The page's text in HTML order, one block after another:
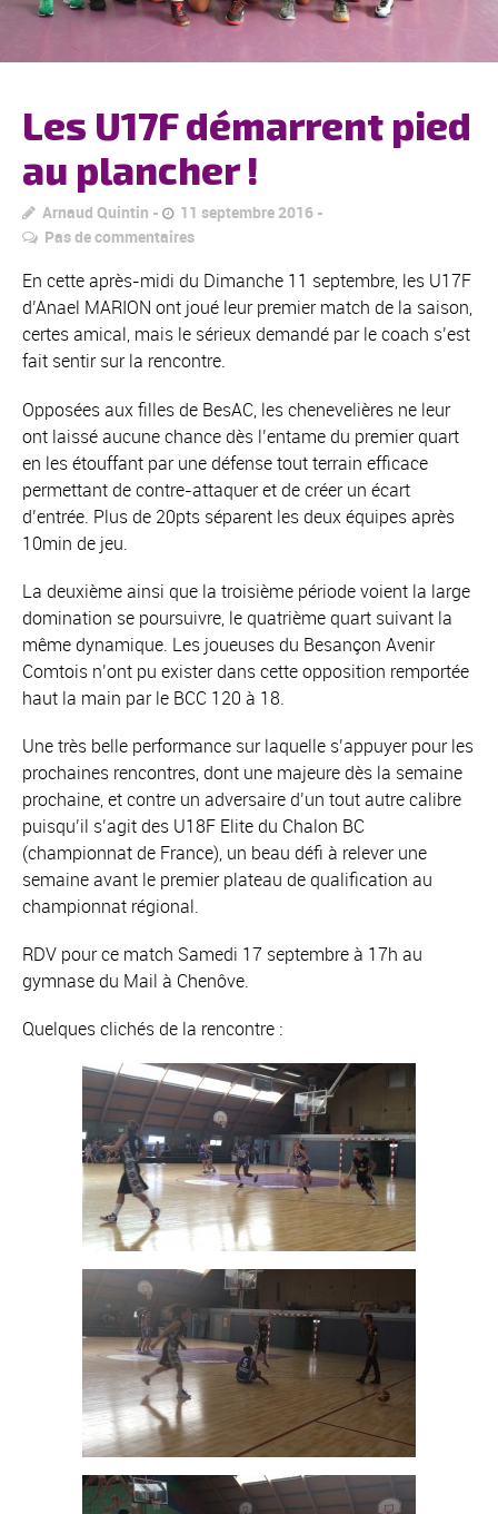
Les U17F démarrent pied
au plancher !
Arnaud Quintin
11 septembre 2016
Pas de commentaires
En cette après-midi du Dimanche 11 septembre, les U17F
d’Anael MARION ont joué leur premier match de la saison,
certes amical, mais le sérieux demandé par le coach s’est
fait sentir sur la rencontre.
Opposées aux filles de BesAC, les chenevelières ne leur
ont laissé aucune chance dès l’entame du premier quart
en les étouffant par une défense tout terrain efficace
permettant de contre-attaquer et de créer un écart
d’entrée. Plus de 20pts séparent les deux équipes après
10min de jeu.
La deuxième ainsi que la troisième période voient la large
domination se poursuivre, le quatrième quart suivant la
même dynamique. Les joueuses du Besançon Avenir
Comtois n’ont pu exister dans cette opposition remportée
haut la main par le BCC 120 à 18.
Une très belle performance sur laquelle s’appuyer pour les
prochaines rencontres, dont une majeure dès la semaine
prochaine, et contre un adversaire d’un tout autre calibre
puisqu’il s’agit des U18F Elite du Chalon BC
(championnat de France), un beau défi à relever une
semaine avant le premier plateau de qualification au
championnat régional.
RDV pour ce match Samedi 17 septembre à 17h au
gymnase du Mail à Chenôve.
Quelques clichés de la rencontre :